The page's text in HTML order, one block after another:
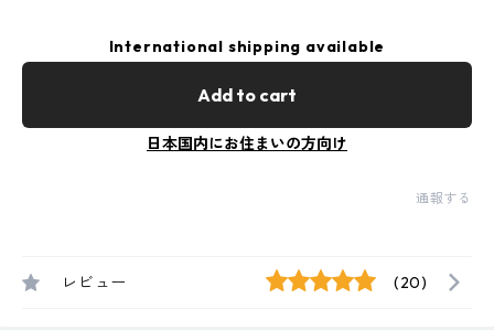
International shipping available
Add to cart
日本国内にお住まいの方向け
通報する
レビュー (20)